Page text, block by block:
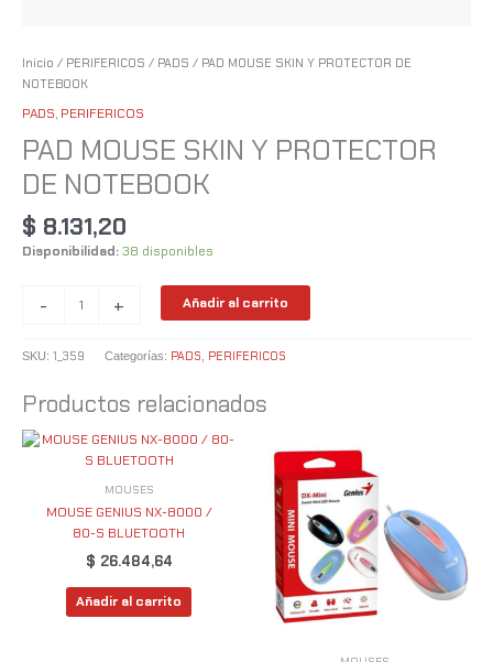
Inicio / PERIFERICOS / PADS / PAD MOUSE SKIN Y PROTECTOR DE
NOTEBOOK
PADS, PERIFERICOS
PAD MOUSE SKIN Y PROTECTOR
DE NOTEBOOK
$ 8.131,20
Disponibilidad:38 disponibles
- + Añadir al carrito
SKU: 1_359 Categorías: PADS PERIFERICOS
Productos relacionados
MOUSES
MOUSE GENIUS NX-8000 /
80-S BLUETOOTH
$ 26.484,64
Añadir al carrito